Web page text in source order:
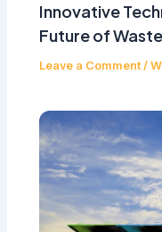
Innovative
Future of
Leave a Comment /